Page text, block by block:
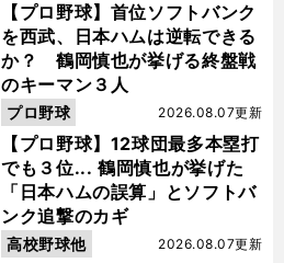
【プロ野球】首位ソフトバンク
を西武、日本ハムは逆転できる
か？ 鶴岡慎也が挙げる終盤戦
のキーマン３人
【プロ野球】12球団最多本塁打
でも３位... 鶴岡慎也が挙げた
「日本ハムの誤算」とソフトバ
ンク追撃のカギ
2026.08.07更新
プロ野球
2026.08.07更新
高校野球他